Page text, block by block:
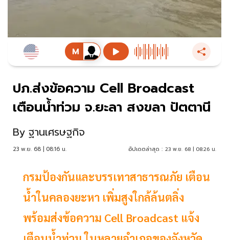
ปภ.ส่งข้อความ Cell Broadcast
เตือนน้ำท่วม จ.ยะลา สงขลา ปัตตานี
By ฐานเศรษฐกิจ
23 พ.ย. 68 | 08:16 น. อัปเดตล่าสุด : 23 พ.ย. 68 | 08:26 น.
กรมป้องกันและบรรเทาสาธารณภัย เตือน
น้ำในคลองยะหา เพิ่มสูงใกล้ล้นตลิ่ง
พร้อมส่งข้อความ Cell Broadcast แจ้ง